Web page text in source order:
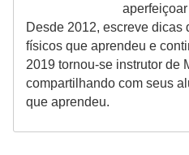
Desde 2012, escreve dicas
físicos que aprendeu e
2019 tornou-se instrutor de
compartilhando com seus
que aprendeu.